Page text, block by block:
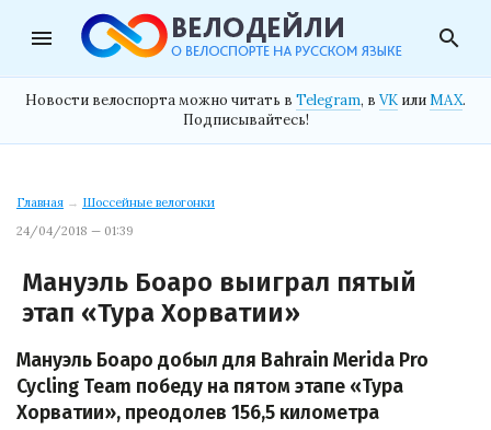
menu search
Новости велоспорта можно читать в Telegram, в VK илиMAX.
Подписывайтесь!
Главная → Шоссейные велогонки
24/04/2018 — 01:39
Мануэль Боаро выиграл пятый
этап «Тура Хорватии»
Мануэль Боаро добыл для Bahrain Merida Pro
Cycling Team победу на пятом этапе «Тура
Хорватии», преодолев 156,5 километра